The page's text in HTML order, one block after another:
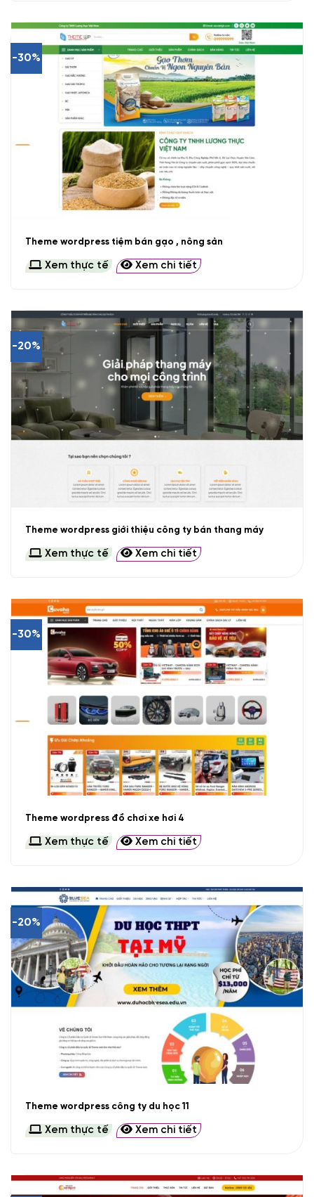
-30%
Theme wordpress tiệm bán gạo , nông sản
Xem thực tế Xem chi tiết
-20%
Theme wordpress giới thiệu công ty bán thang máy
Xem thực tế Xem chi tiết
-30%
Theme wordpress đồ chơi xe hơi 4
Xem thực tế Xem chi tiết
-20%
Theme wordpress công ty du học 11
Xem thực tế Xem chi tiết